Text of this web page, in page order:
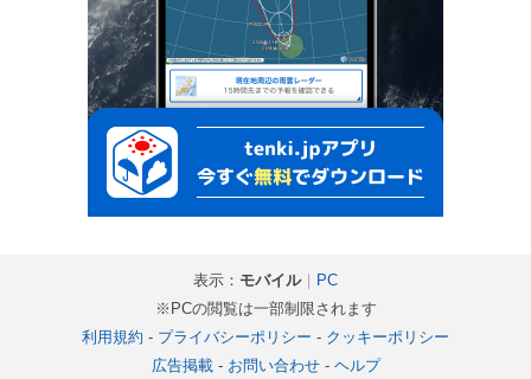
表示： モバイル｜ PC
※PCの閲覧は一部制限されます
利用規約 - プライバシーポリシー - クッキーポリシー
広告掲載- お問い合わせ- ヘルプ